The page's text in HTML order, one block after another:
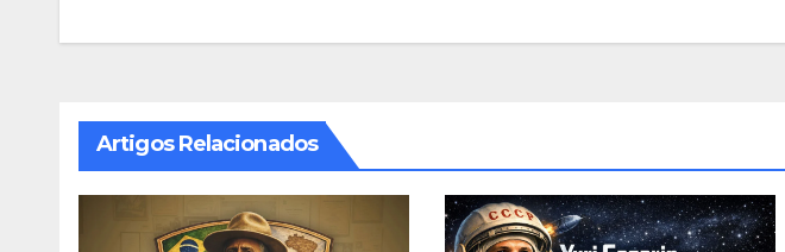
Artigos Relacionados